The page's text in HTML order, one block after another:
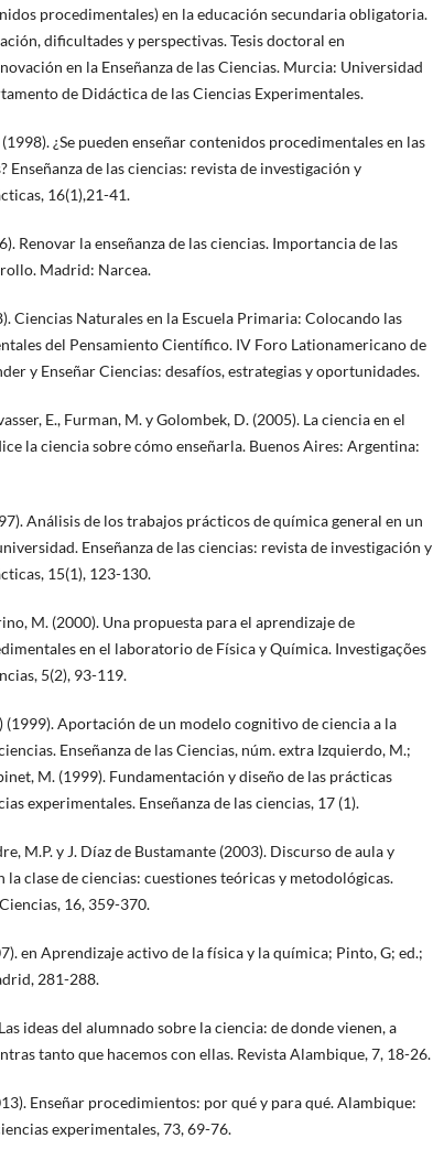
procedimentales) en la educación secundaria obligatoria.
dificultades y perspectivas. Tesis doctoral en
en la Enseñanza de las Ciencias. Murcia: Universidad
de Didáctica de las Ciencias Experimentales.
¿Se pueden enseñar contenidos procedimentales en las
Enseñanza de las ciencias: revista de investigación y
16(1),21-41.
Renovar la enseñanza de las ciencias. Importancia de las
Madrid: Narcea.
Ciencias Naturales en la Escuela Primaria: Colocando las
del Pensamiento Científico. IV Foro Lationamericano de
y Enseñar Ciencias: desafíos, estrategias y oportunidades.
E., Furman, M. y Golombek, D. (2005). La ciencia en el
la ciencia sobre cómo enseñarla. Buenos Aires: Argentina:
Análisis de los trabajos prácticos de química general en un
Enseñanza de las ciencias: revista de investigación y
15(1), 123-130.
M. (2000). Una propuesta para el aprendizaje de
en el laboratorio de Física y Química. Investigações
5(2), 93-119.
(1999). Aportación de un modelo cognitivo de ciencia a la
Enseñanza de las Ciencias, núm. extra Izquierdo, M.;
M. (1999). Fundamentación y diseño de las prácticas
experimentales. Enseñanza de las ciencias, 17 (1).
M.P. y J. Díaz de Bustamante (2003). Discurso de aula y
la clase de ciencias: cuestiones teóricas y metodológicas.
16, 359-370.
en Aprendizaje activo de la física y la química; Pinto, G; ed.;
281-288.
ideas del alumnado sobre la ciencia: de donde vienen, a
tanto que hacemos con ellas. Revista Alambique, 7, 18-26.
Enseñar procedimientos: por qué y para qué. Alambique:
experimentales, 73, 69-76.